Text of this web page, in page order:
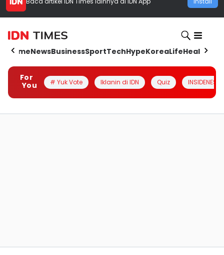
HomeNewsBusinessSportTechHypeKoreaLifeHealth
For
You
# Yuk Vote Iklanin di IDN Quiz INSIDENESIA